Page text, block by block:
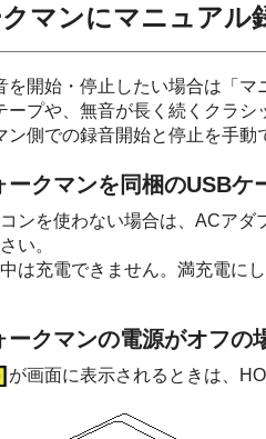
マンにマニュアル
を開始・停止したい場合は「マ
ープや、無音が長く続くクラシ
ン側での録音開始と停止を手動
ークマンを同梱のUSBケ
ンを使わない場合は、ACアダ
い。
は充電できません。満充電に
ークマンの電源がオフの
が画面に表示されるときは、